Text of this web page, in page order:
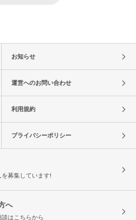
お知らせ
運営へのお問い合わせ
利用規約
プライバシーポリシー
募集しています!
へ
はこちらから